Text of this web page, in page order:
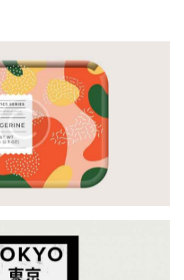
& Patterns
Design